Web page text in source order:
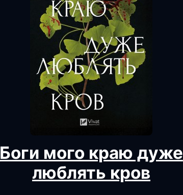
Боги мого краю дуже
люблять кров